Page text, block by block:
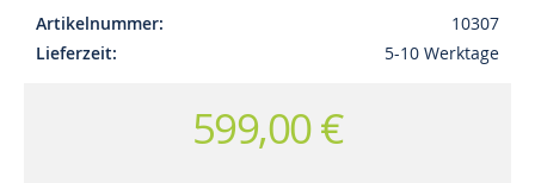
Artikelnummer
10307
Lieferzeit
5-10 Werktage
599,00 €